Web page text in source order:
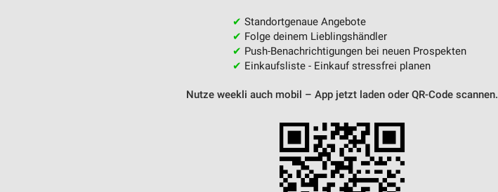
✔ Standortgenaue Angebote
✔ Folge deinem Lieblingshändler
✔ Push-Benachrichtigungen bei neuen Prospekten
✔ Einkaufsliste - Einkauf stressfrei planen
Nutze weekli auch mobil – App jetzt laden oder QR-Code scannen.